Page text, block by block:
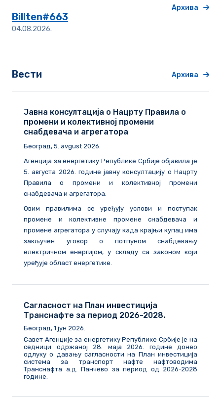
Billten#663
04.08.2026.
Архива
Вести Архива
Јавна консултација о Нацрту Правила о
промени и колективној промени
снабдевача и агрегатора
Београд, 5. avgust 2026.
Агенција за енергетику Републике Србије објавила је
5. августа 2026. годинејавну консултацију о Нацрту
Правила о промени и колективној промени
снабдевача и агрегатора.
Овим правилима се уређују услови и поступак
промене и колективне промене снабдевача и
промене агрегатора у случају када крајњи купац има
закључен уговор о потпуном снабдевању
електричном енергијом, у складу са законом који
уређује област енергетике.
Сагласност на План инвестиција
Транснафте за период 2026-2028.
Београд, 1.јун 2026.
Савет Агенције за енергетику Републике Србије је на
седници одржаној 28. маја 2026. године донео
одлуку о давању сагласности на План инвестиција
система за транспорт нафте нафтоводима
Транснафта а.д. Панчево за период од 2026-2028
године.